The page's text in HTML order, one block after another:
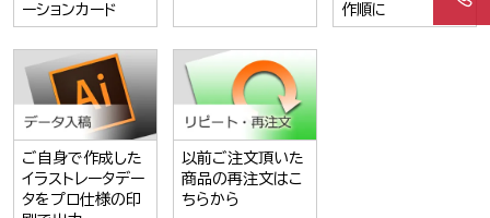
ーションカード
作順に
ご自身で作成した
イラストレータデー
タをプロ仕様の印
以前ご注文頂いた
商品の再注文はこ
ちらから